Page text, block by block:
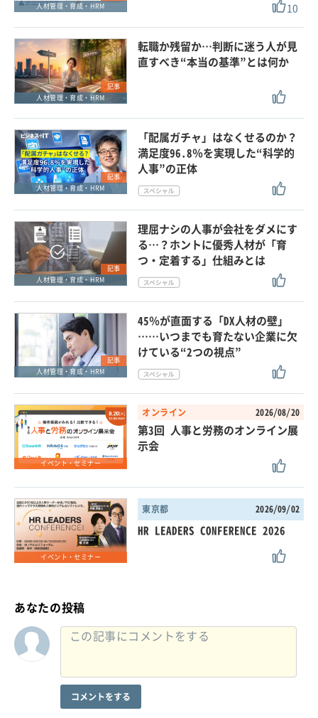
人材管理・育成・HRM
10
記事
人材管理・育成・HRM
転職か残留か…判断に迷う人が見
直すべき“本当の基準”とは何か
記事
人材管理・育成・HRM
「配属ガチャ」はなくせるのか？
満足度96.8％を実現した“科学的
人事”の正体
記事
人材管理・育成・HRM
理屈ナシの人事が会社をダメにす
る…？ホントに優秀人材が「育
つ・定着する」仕組みとは
記事
人材管理・育成・HRM
45％が直面する「DX人材の壁」
……いつまでも育たない企業に欠
けている“2つの視点”
イベント・セミナー
オンライン 2026/08/20
第3回 人事と労務のオンライン展
示会
イベント・セミナー
東京都 2026/09/02
HR LEADERS CONFERENCE 2026
あなたの投稿
コメントをする